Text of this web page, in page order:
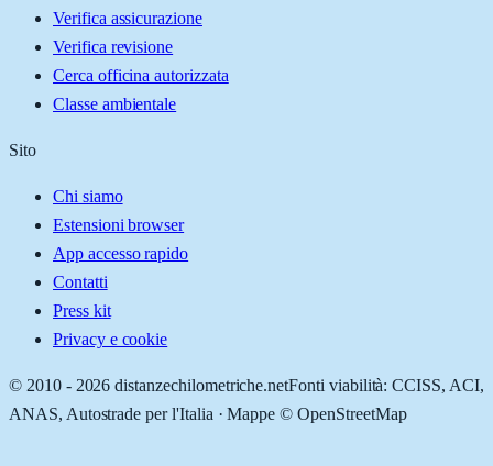
Verifica assicurazione
Verifica revisione
Cerca officina autorizzata
Classe ambientale
Sito
Chi siamo
Estensioni browser
App accesso rapido
Contatti
Press kit
Privacy e cookie
© 2010 - 2026 distanzechilometriche.netFonti viabilità: CCISS, ACI,
ANAS, Autostrade per l'Italia · Mappe © OpenStreetMap